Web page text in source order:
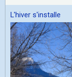
L'hiver s'installe